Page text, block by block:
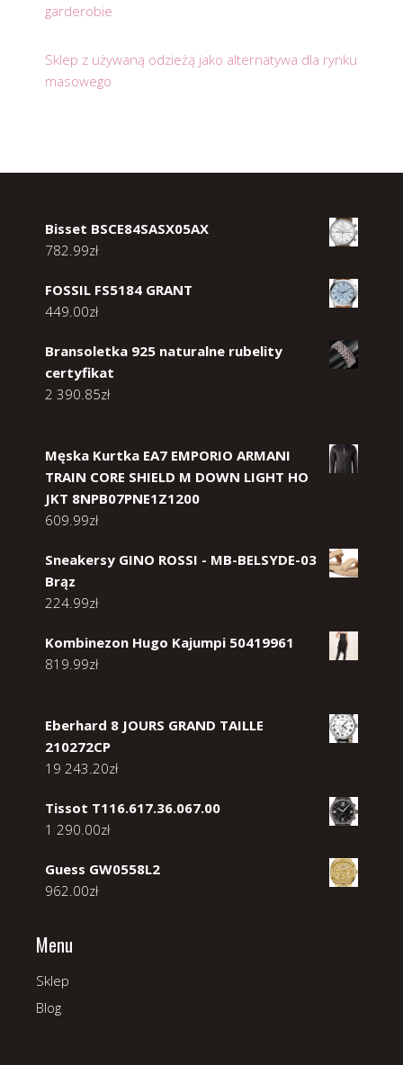
garderobie
Sklep z używaną odzieżą jako alternatywa dla rynku
masowego
Bisset BSCE84SASX05AX
782.99zł
FOSSIL FS5184 GRANT
449.00zł
Bransoletka 925 naturalne rubelity
certyfikat
2 390.85zł
Męska Kurtka EA7 EMPORIO ARMANI
TRAIN CORE SHIELD M DOWN LIGHT HO
JKT 8NPB07PNE1Z1200
609.99zł
Sneakersy GINO ROSSI - MB-BELSYDE-03
Brąz
224.99zł
Kombinezon Hugo Kajumpi 50419961
819.99zł
Eberhard 8 JOURS GRAND TAILLE
210272CP
19 243.20zł
Tissot T116.617.36.067.00
1 290.00zł
Guess GW0558L2
962.00zł
Menu
Sklep
Blog